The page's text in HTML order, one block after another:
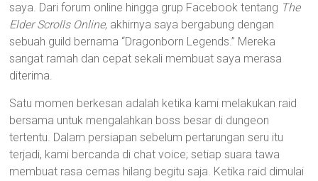
saya. Dari forum online hingga grup Facebook tentang The
Elder Scrolls Online, akhirnya saya bergabung dengan
sebuah guild bernama “Dragonborn Legends.” Mereka
sangat ramah dan cepat sekali membuat saya merasa
diterima.
Satu momen berkesan adalah ketika kami melakukan raid
bersama untuk mengalahkan boss besar di dungeon
tertentu. Dalam persiapan sebelum pertarungan seru itu
terjadi, kami bercanda di chat voice; setiap suara tawa
membuat rasa cemas hilang begitu saja. Ketika raid dimulai